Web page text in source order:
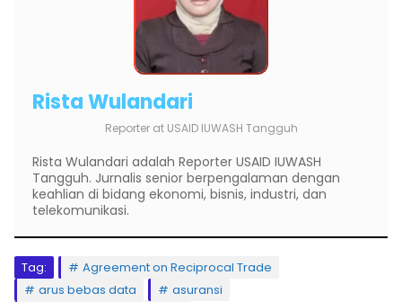
Rista Wulandari
Reporter at USAID IUWASH Tangguh
Rista Wulandari adalah Reporter USAID IUWASH
Tangguh. Jurnalis senior berpengalaman dengan
keahlian di bidang ekonomi, bisnis, industri, dan
telekomunikasi.
Tag:
Agreement on Reciprocal Trade
arus bebas data
asuransi